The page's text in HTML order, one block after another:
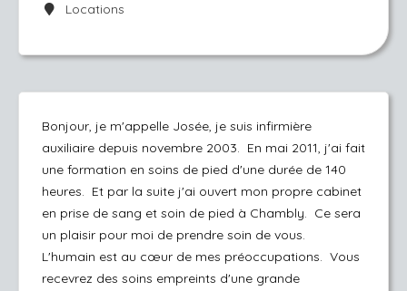
Locations
Bonjour, je m'appelle Josée, je suis infirmière
auxiliaire depuis novembre 2003. En mai 2011, j'ai fait
une formation en soins de pied d'une durée de 140
heures. Et par la suite j'ai ouvert mon propre cabinet
en prise de sang et soin de pied à Chambly. Ce sera
un plaisir pour moi de prendre soin de vous.
L'humain est au cœur de mes préoccupations. Vous
recevrez des soins empreints d'une grande